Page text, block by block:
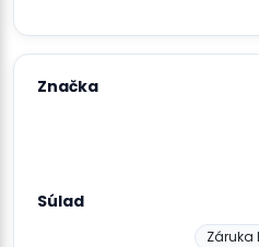
Značka
Súlad
Záruka